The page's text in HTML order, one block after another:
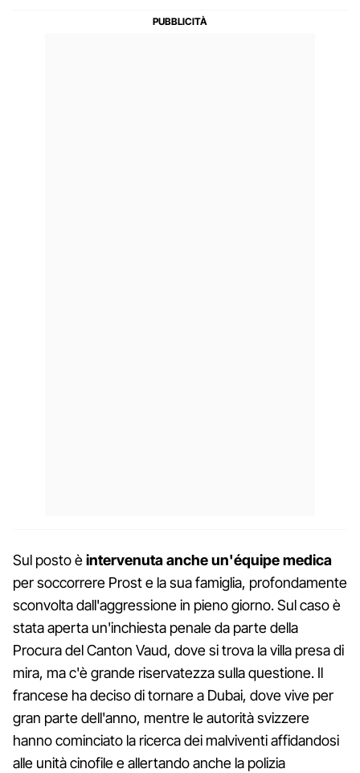
Sul posto èintervenuta anche un'équipe medica
per soccorrere Prost e la sua famiglia, profondamente
sconvolta dall'aggressione in pieno giorno. Sul caso è
stata aperta un'inchiesta penale da parte della
Procura del Canton Vaud, dove si trova la villa presa di
mira, ma c'è grande riservatezza sulla questione. Il
francese ha deciso di tornare a Dubai, dove vive per
gran parte dell'anno, mentre le autorità svizzere
hanno cominciato la ricerca dei malviventi affidandosi
alle unità cinofile e allertando anche la polizia